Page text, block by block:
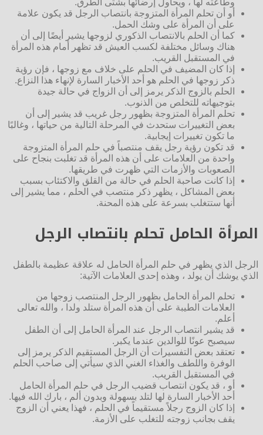
وطاعته لها ، ويحاول إرضائها بشتى الطرق.
أو أن تحلم المرأة المتزوجة بانتصاب الرجل قد يكون علامة
على أن المرأة على وشك الحمل.
كما أن الحلم بالانتصاب الذكوري لزوجها يشير أيضًا إلى أن
هناك وسائل مختلفة لكسب العيش قد تظهر أمام هذه المرأة
في المستقبل القريب.
إذا كان المضيف في الحلم على خلاف مع زوجها ، فإن رؤية
ذكر زوجها في الحلم هو أحد الأخبار السارة لإنهاء هذا النزاع.
الحلم بالزوج الذكر يرمز إلى أن الزواج في حالة جيدة
بتوجيهاته للتخلص من الذنوب.
تحلم المرأة المتزوجة بظهور رجل غريب قد يشير إلى أن
بعض التغييرات ستحدث في المرحلة التالية من حياتها ، وغالبًا
ما تكون تغييرات إيجابية.
قد تكون رؤية رجل يقف منتصباً في حلم المرأة المتزوجة
واحدة من العلامات على أن هذه المرأة قد تغلبت بنجاح على
الصعوبات والأزمات التي ظهرت في طريقها.
إذا كانت صاحبة الحلم في حالة من القلق والاكتئاب بسبب
بعض المشاكل ، يظهر ذكر منتصب في الحلم ، مما يشير إلى
أنها ستتغلب بسرعة على هذه المحنة.
المرأة الحامل تحلم بانتصاب الرجل
الرجل الذي يظهر في حلم المرأة الحامل له علاقة عظيمة بالطفل
الذي يوشك أن يولد ، وهذه إحدى العلامات الآتية:
تحلم المرأة الحامل بظهور الرجل المنتصب زوجها من
العلامات الطيبة على أن هذه المرأة ستلد ولدا ، والله تعالى
أعلم.
قد يشير انتصاب الرجل عند المرأة الحامل إلى أن الطفل
سيصبح عونًا للوالدين عندما يكبر.
تعتقد بعض التفسيرات أن الرجل المستقيم الذكر يرمز إلى
الوفرة واللطف والغذاء الغني الذي سيأتي إلى صاحب الحلم
في المستقبل القريب.
أو ، قد يكون انتصاب قضيب الرجل في حلم المرأة الحامل
أحد الأخبار السارة لها لتلد بسهولة وبدون ألم ، بارك الله فيها.
إذا كان الزوج رجلاً مستقيماً في الحلم ، فهذا يعني أن الزوج
يقف بجانب زوجته للتغلب على الأزمة.